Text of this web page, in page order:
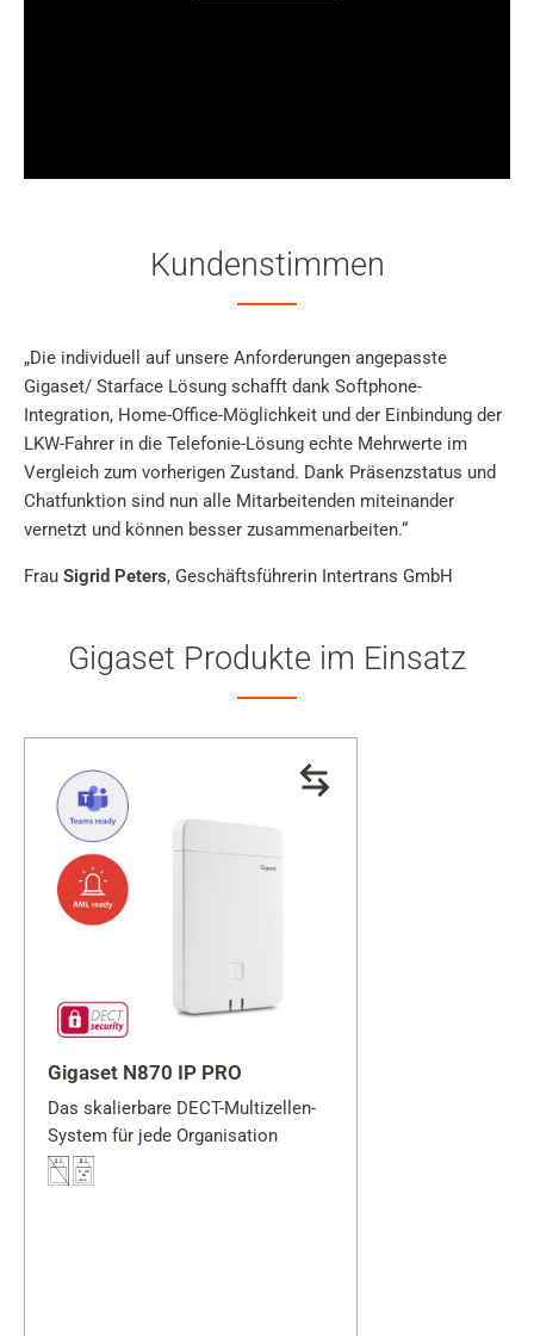
Kundenstimmen
„Die individuell auf unsere Anforderungen angepasste
Gigaset/ Starface Lösung schafft dank Softphone-
Integration, Home-Office-Möglichkeit und der Einbindung der
LKW-Fahrer in die Telefonie-Lösung echte Mehrwerte im
Vergleich zum vorherigen Zustand. Dank Präsenzstatus und
Chatfunktion sind nun alle Mitarbeitenden miteinander
vernetzt und können besser zusammenarbeiten.“
Frau Sigrid Peters, Geschäftsführerin Intertrans GmbH
Gigaset Produkte im Einsatz
Gigaset N870 IP PRO
Das skalierbare DECT-Multizellen-
System für jede Organisation